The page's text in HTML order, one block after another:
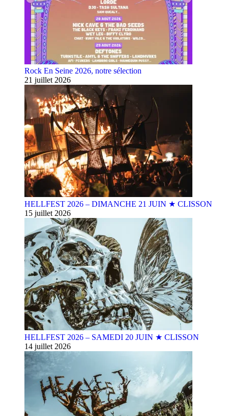
Rock En Seine 2026, notre sélection
21 juillet 2026
HELLFEST 2026 – DIMANCHE 21 JUIN ★ CLISSON
15 juillet 2026
HELLFEST 2026 – SAMEDI 20 JUIN ★ CLISSON
14 juillet 2026